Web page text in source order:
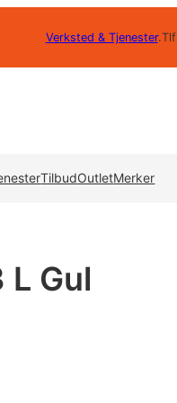
Verksted & Tjenester.Tlf
TilbudOutletMerker
L Gul